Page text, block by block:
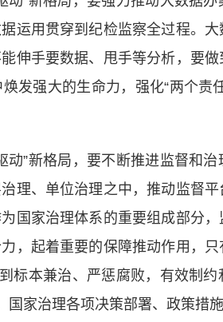
运用贯穿到纪检监察全过程。
伸手要数据、甩手等分析，要
发强大的生命力，强化“两个责
”新格局，要不断推进监督和治
理、单位治理之中，推动监督平
国家治理体系的重要组成部分
，起着重要的保障推动作用，
标本兼治、严惩腐败，有效制
国家治理各项决策部署、政策措